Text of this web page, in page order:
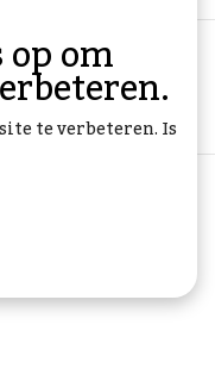
| Realisatie
om
te verbeteren. Is